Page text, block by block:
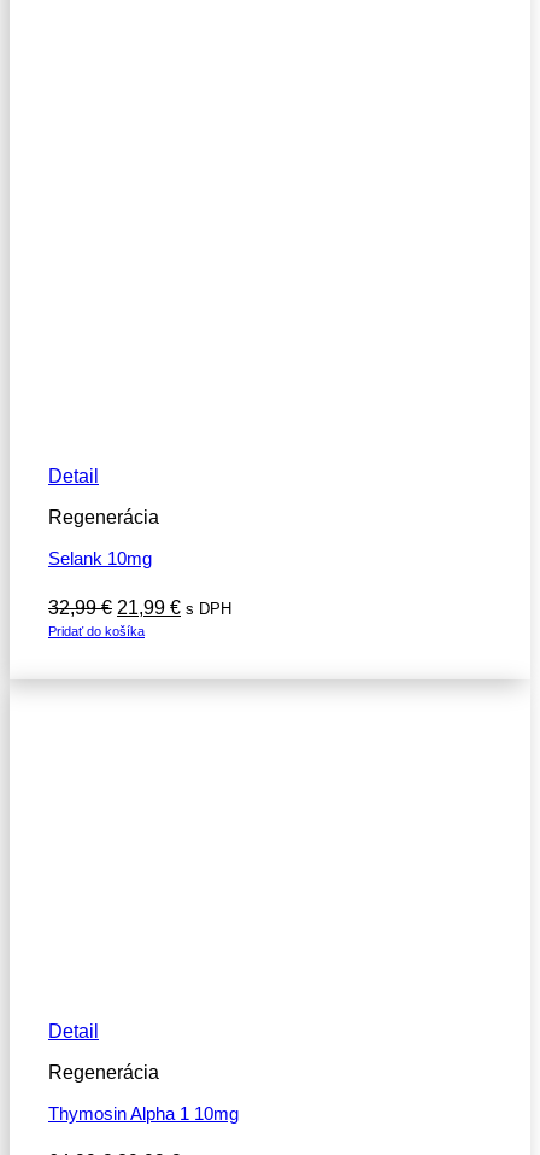
Detail
Regenerácia
Selank 10mg
32,99€ Pôvodná
cena
21,99 €Aktuálna
s DPH
Pridať do košíka
Detail
Regenerácia
Thymosin Alpha 1 10mg